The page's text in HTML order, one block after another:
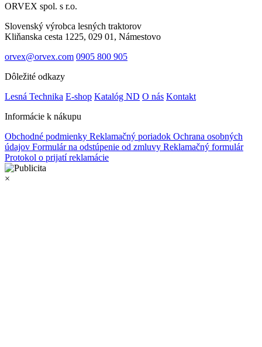
ORVEX spol. s r.o.
Slovenský výrobca lesných traktorov
Kliňanska cesta 1225, 029 01, Námestovo
orvex@orvex.com 0905 800 905
Dôležité odkazy
Lesná Technika E-shop Katalóg ND O nás Kontakt
Informácie k nákupu
Obchodné podmienky Reklamačný poriadok Ochrana osobných
údajov Formulár na odstúpenie od zmluvy Reklamačný formulár
Protokol o prijatí reklamácie
×